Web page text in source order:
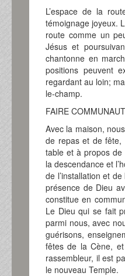
L’espace de la
témoignage joyeux.
route comme un
Jésus et
chantonne en
positions peuvent
regardant au loin;
le-champ.
FAIRE
Avec la maison,
de repas et de fête,
table et à propos de
la descendance et
de l’installation et
présence de Dieu
constitue en
Le Dieu qui se fait
parmi nous, avec
guérisons,
fêtes de la Cène,
rassembleur, il est
le nouveau Temple.